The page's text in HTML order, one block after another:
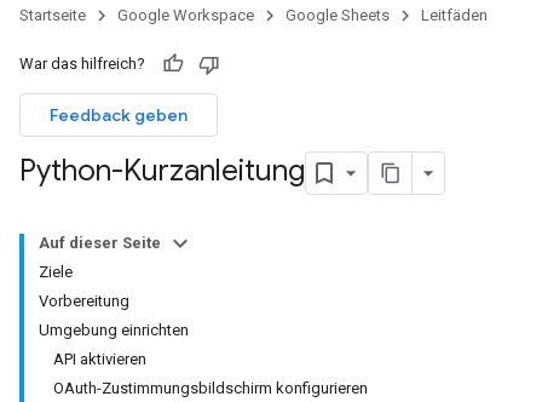
Startseite Google Workspace Google Sheets Leitfäden
War das hilfreich?
Feedback geben
Python-Kurzanleitung
Auf dieser Seite
Ziele
Vorbereitung
Umgebung einrichten
API aktivieren
OAuth-Zustimmungsbildschirm konfigurieren